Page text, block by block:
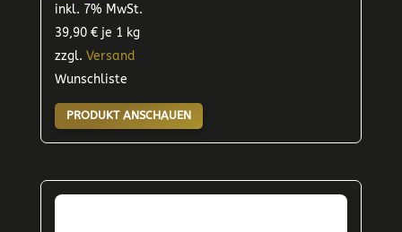
inkl. 7% MwSt.
39,90 €je 1 kg
zzgl. Versand
Wunschliste
PRODUKT ANSCHAUEN